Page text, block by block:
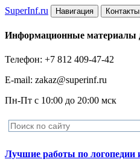
SuperInf.ru Навигация Контакты
Информационные материалы
Телефон: +7 812 409-47-42
E-mail: zakaz@superinf.ru
Пн-Пт с 10:00 до 20:00 мск
Лучшие работы по логопедии